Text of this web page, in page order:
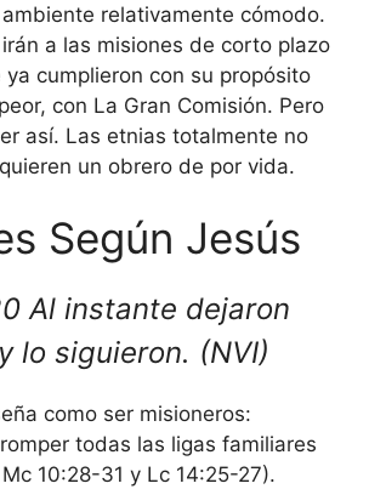
relativamente cómodo.
a las misiones de corto plazo
ya cumplieron con su propósito
con La Gran Comisión. Pero
así. Las etnias totalmente no
un obrero de por vida.
Según Jesús
Al instante dejaron
lo siguieron. (NVI)
como ser misioneros:
todas las ligas familiares
10:28-31 y Lc 14:25-27).